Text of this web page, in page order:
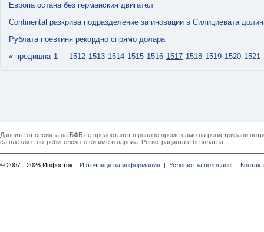
Европа остана без германския двигател
Continental разкрива подразделение за иновации в Силициевата
Рублата поевтиня рекордно спрямо долара
« предишна 1 ... 1512 1513 1514 1515 1516 1517 1518 1519 1520 1521
Данните от сесията на БФБ се предоставят в реално време само на регистрирани
са влезли с потребителското си име и парола. Регистрацията е безплатна.
© 2007 - 2026 Инфосток Източници на информация | Условия за ползване |